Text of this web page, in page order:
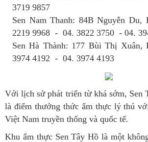
3719 9857
Sen Nam Thanh: 84B Nguyễn
2219 9968 - 04. 3822 3750 - 04.
Sen Hà Thành: 177 Bùi Thị
3974 4192 - 04. 3974 4193
Với lịch sử phát triển từ khá sớm, Sen
là điểm thưởng thức ẩm thực lý thú
Việt Nam truyền thống và quốc tế.
Khu ẩm thực Sen Tây Hồ là một